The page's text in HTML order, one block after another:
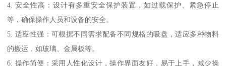
4. 安全性高：设计有多重安全保护装置，如过载保护、紧急停止
等，确保操作人员和设备的安全。
5. 适应性强：可根据不同需求配备不同规格的吸盘，适应多种物料
的搬运，如玻璃、金属板等。
6. 操作简便：采用人性化设计，操作界面友好，易于上手，减少操